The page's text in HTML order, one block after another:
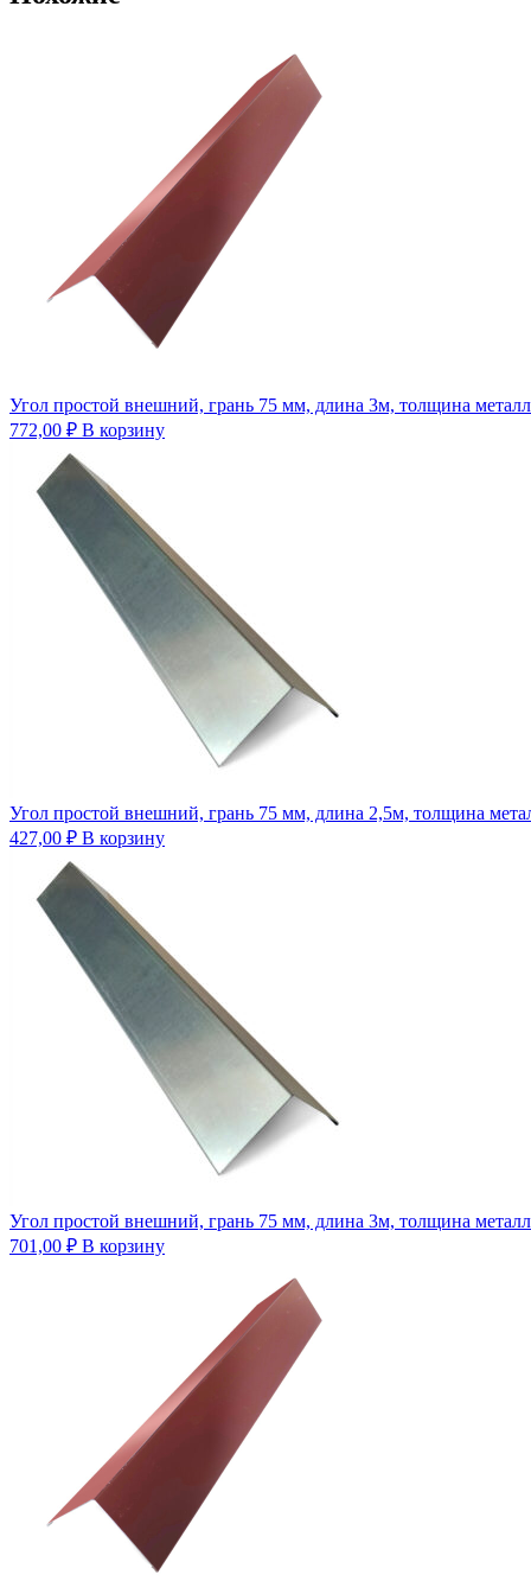
Угол простой внешний, грань 75 мм, длина 3м, толщина
772,00 ₽ В корзину
Угол простой внешний, грань 75 мм, длина 2,5м, толщина
427,00 ₽ В корзину
Угол простой внешний, грань 75 мм, длина 3м, толщина
701,00 ₽ В корзину